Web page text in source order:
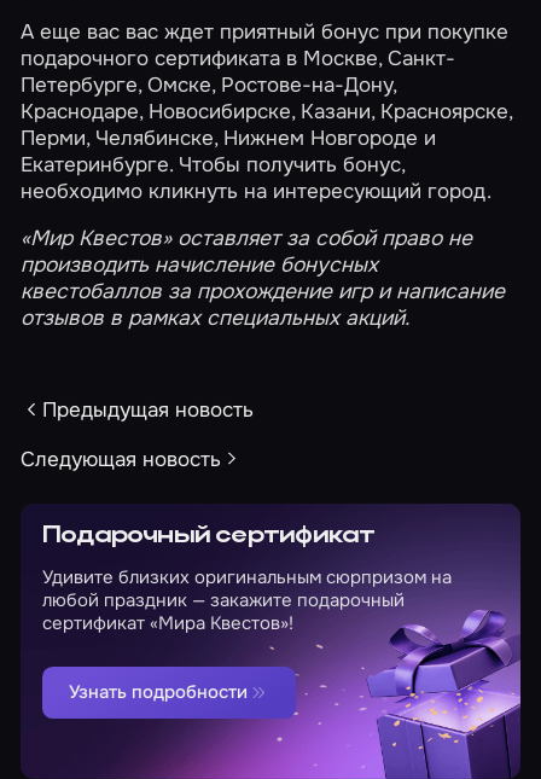
А еще вас вас ждет приятный бонус при покупке
подарочного сертификата в Москве,Санкт-
Петербурге,Омске, Ростове-на-Дону,
Краснодаре, Новосибирске, Казани, Красноярске,
Перми, Челябинске, Нижнем Новгороде и
Екатеринбурге. Чтобы получить бонус,
необходимо кликнуть на интересующий город.
«Мир Квестов» оставляет за собой право не
производить начисление бонусных
квестобаллов за прохождение игр и написание
отзывов в рамках специальных акций.
Предыдущая новость
Следующая новость
Подарочный сертификат
Удивите близких оригинальным сюрпризом на
любой праздник — закажите подарочный
сертификат «Мира Квестов»!
Узнать подробности